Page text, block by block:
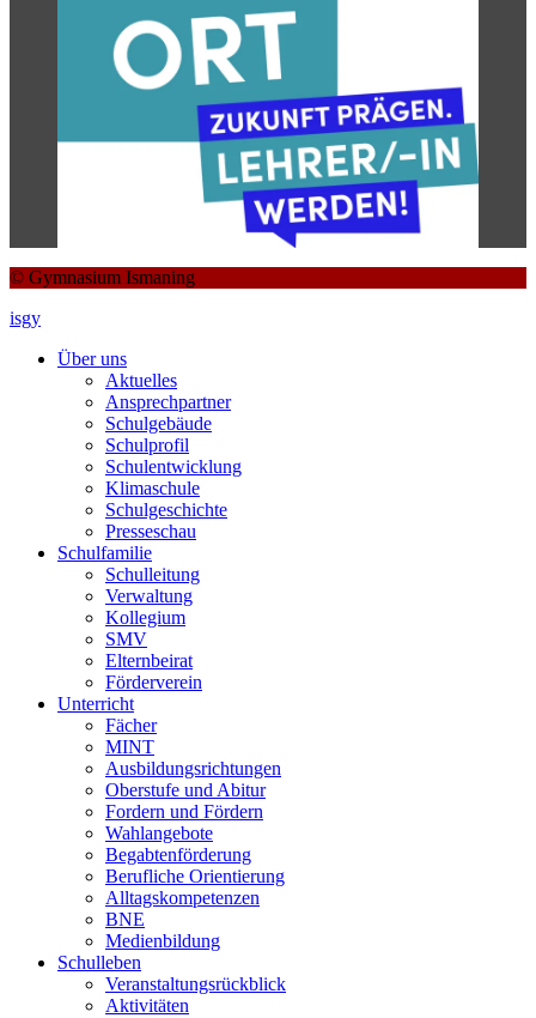
© Gymnasium Ismaning
isgy
Über uns
Aktuelles
Ansprechpartner
Schulgebäude
Schulprofil
Schulentwicklung
Klimaschule
Schulgeschichte
Presseschau
Schulfamilie
Schulleitung
Verwaltung
Kollegium
SMV
Elternbeirat
Förderverein
Unterricht
Fächer
MINT
Ausbildungsrichtungen
Oberstufe und Abitur
Fordern und Fördern
Wahlangebote
Begabtenförderung
Berufliche Orientierung
Alltagskompetenzen
BNE
Medienbildung
Schulleben
Veranstaltungsrückblick
Aktivitäten